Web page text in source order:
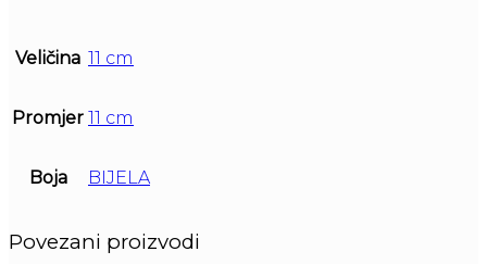
Veličina 11 cm
Promjer 11 cm
Boja BIJELA
Povezani proizvodi